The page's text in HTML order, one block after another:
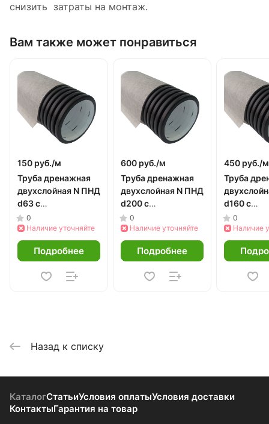
снизить затраты на монтаж.
Вам также может понравиться
150 руб./м
Труба дренажная
двухслойная N ПНД
d63 с
перфорацией, в
фильтре
0
Наличие уточняйте
Подробнее
600 руб./м
Труба дренажная
двухслойная N ПНД
d200 с
перфорацией, в
фильтре (40м)
0
Наличие уточняйте
Подробнее
450 руб./м
Труба
d160 с
фильтре
0
Наличие
Назад к списку
КаталогСтатьиУсловия оплатыУсловия доставки
КонтактыГарантия на товар